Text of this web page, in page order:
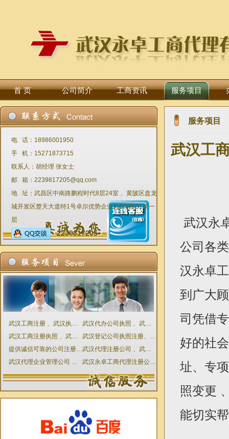
首 页 公司简介 工商资讯 服务项目
电 话：18986001950
手 机：15271873715
联系人：胡经理 张女士
邮 箱：2239817205@qq.com
地 址：武昌区中南路鹏程时代8层24室 、黄陂区盘龙
城开发区楚天大道特1号卓尔优势企业总部6幢B1第一
层
2239817205
武汉工商注册 、武汉执照代理 武汉公司代理直接免费咨询
武汉代办公司执照 、武汉设立登记申请表
武汉工商注册执照 、武汉工商代理 、武汉代理公司永卓
武汉登记公司执照注册、武汉工商代理公司注册执照
提供诚信可靠的公司注册与工商代理服务、武汉代办公司
武汉代理注册公司 、武汉工商代理执照注册 、武汉公司执照
武汉代理企业管理公司 、武汉注册工商执照代理
武汉永卓工商代理注册公司 、服务价优代办
服务项目
武汉工
武汉永
公司各
汉永卓
到广大
司凭借
好的社
址、专
照变更
能切实